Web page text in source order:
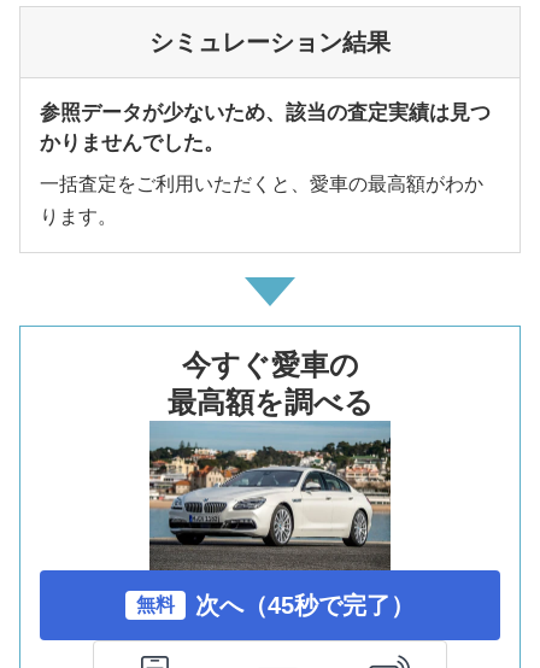
シミュレーション結果
参照データが少ないため、該当の査定実績は見つ
かりませんでした。
一括査定をご利用いただくと、愛車の最高額がわか
ります。
今すぐ愛車の
最高額を調べる
無料 次へ（45秒で完了）